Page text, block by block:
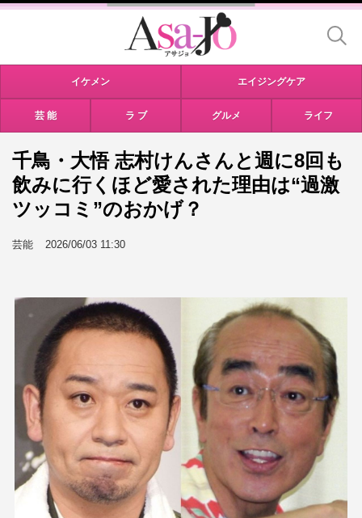
イケメン エイジングケア
芸 能 ラ ブ グルメ ライフ
千鳥・大悟 志村けんさんと週に8回も
飲みに行くほど愛された理由は“過激
ツッコミ”のおかげ？
芸能 2026/06/03 11:30